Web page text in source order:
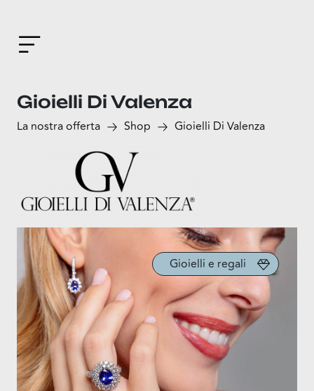
Gioielli Di Valenza
La nostra offerta Shop Gioielli Di Valenza
Gioielli e regali